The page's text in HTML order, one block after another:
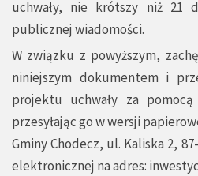
uchwały, nie krótszy niż 21
publicznej wiadomości.
W związku z powyższym,
niniejszym dokumentem i
projektu uchwały za
przesyłając go w wersji
Gminy Chodecz, ul. Kaliska 2,
elektronicznej na adres: